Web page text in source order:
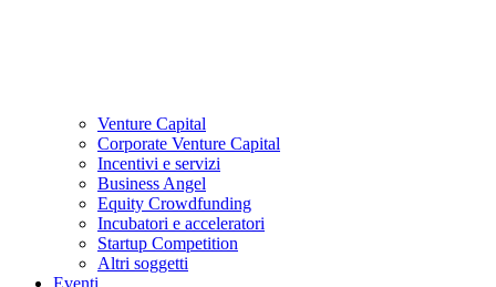
Venture Capital
Corporate Venture Capital
Incentivi e servizi
Business Angel
Equity Crowdfunding
Incubatori e acceleratori
Startup Competition
Altri soggetti